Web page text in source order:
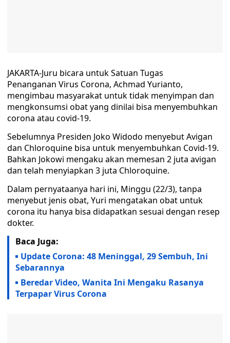
JAKARTA-Juru bicara untuk Satuan Tugas
Penanganan Virus Corona, Achmad Yurianto,
mengimbau masyarakat untuk tidak menyimpan dan
mengkonsumsi obat yang dinilai bisa menyembuhkan
corona atau covid-19.
Sebelumnya Presiden Joko Widodo menyebut Avigan
dan Chloroquine bisa untuk menyembuhkan Covid-19.
Bahkan Jokowi mengaku akan memesan 2 juta avigan
dan telah menyiapkan 3 juta Chloroquine.
Dalam pernyataanya hari ini, Minggu (22/3), tanpa
menyebut jenis obat, Yuri mengatakan obat untuk
corona itu hanya bisa didapatkan sesuai dengan resep
dokter.
Baca Juga:
Update Corona: 48 Meninggal, 29 Sembuh, Ini
Sebarannya
Beredar Video, Wanita Ini Mengaku Rasanya
Terpapar Virus Corona